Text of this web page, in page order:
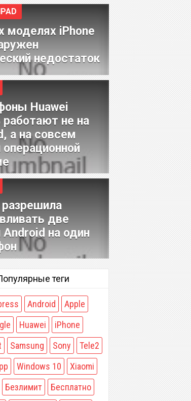
моделях iPhone
недостаток
Huawei
работают не на
а на совсем
операционной
разрешила
две
Android на один
теги
Android
Apple
Huawei
iPhone
Samsung Sony
Tele2
Windows 10
Xiaomi
Безлимит
Бесплатно